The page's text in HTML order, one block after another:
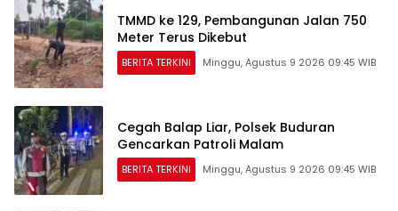
TMMD ke 129, Pembangunan Jalan 750
Meter Terus Dikebut
BERITA TERKINI Minggu, Agustus 9 2026 09:45 WIB
Cegah Balap Liar, Polsek Buduran
Gencarkan Patroli Malam
BERITA TERKINI Minggu, Agustus 9 2026 09:45 WIB